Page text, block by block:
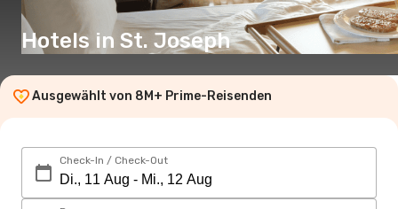
Hotels in St. Joseph
Ausgewählt von 8M+ Prime-Reisenden
Check-In / Check-Out